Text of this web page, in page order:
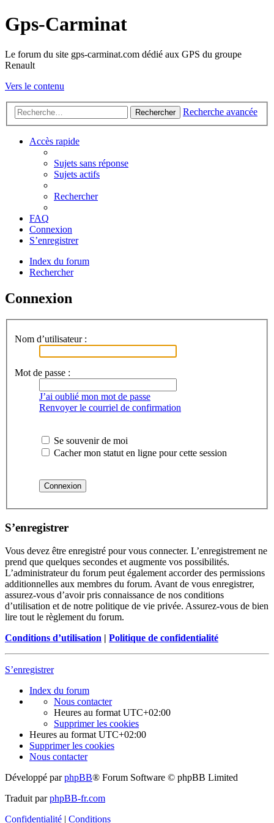
Gps-Carminat
Le forum du site gps-carminat.com dédié aux GPS du groupe
Renault
Vers le contenu
Rechercher Recherche avancée
Accès rapide
Sujets sans réponse
Sujets actifs
Rechercher
FAQ
Connexion
S’enregistrer
Index du forum
Rechercher
Connexion
Nom d’utilisateur :
Mot de passe :
J’ai oublié mon mot de passe
Renvoyer le courriel de confirmation
Se souvenir de moi
Cacher mon statut en ligne pour cette session
S’enregistrer
Vous devez être enregistré pour vous connecter. L’enregistrement ne
prend que quelques secondes et augmente vos possibilités.
L’administrateur du forum peut également accorder des permissions
additionnelles aux membres du forum. Avant de vous enregistrer,
assurez-vous d’avoir pris connaissance de nos conditions
d’utilisation et de notre politique de vie privée. Assurez-vous de bien
lire tout le règlement du forum.
Conditions d’utilisation | Politique de confidentialité
S’enregistrer
Index du forum
Nous contacter
Heures au format UTC+02:00
Supprimer les cookies
Heures au format UTC+02:00
Supprimer les cookies
Nous contacter
Développé parphpBB® Forum Software © phpBB Limited
Traduit parphpBB-fr.com
Confidentialité | Conditions